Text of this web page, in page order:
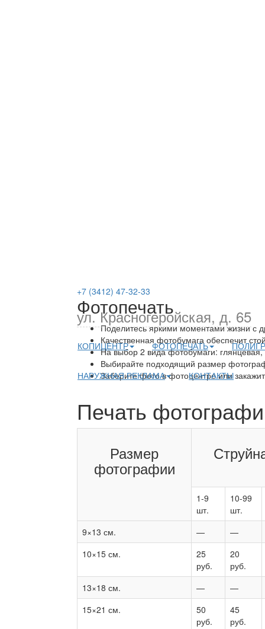
+7 (3412) 47-32-33
ул. Красногеройская, д. 65
КОПИЦЕНТР ФОТОПЕЧАТЬ
НАРУЖНАЯ РЕКЛАМА КОНТАКТЫ
Фотопечать
Поделитесь яркими моментами жизни с
Качественная фотобумага обеспечит
На выбор 2 вида фотобумаги:
Выбирайте подходящий размер
Заберите фото в фотоцентре или
Печать
Размер
фотографии
1-9
шт.
10-99
шт.
9×13 см.
—
—
10×15 см.
25
руб.
20
руб.
13×18 см.
—
—
15×21 см.
50
руб.
45
руб.